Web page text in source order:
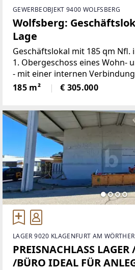
GEWERBEOBJEKT 9400 WOLFSBERG
Wolfsberg:
Lage
Geschäftslokal mit 185 qm Nfl.
1. Obergeschoss eines Wohn-
- mit einer internen
Obergeschoss und zum
Stadtkern im
185 m² € 305.000
LAGER 9020 KLAGENFURT AM
PREISNACHLASS LAGER
/BÜRO IDEAL FÜR